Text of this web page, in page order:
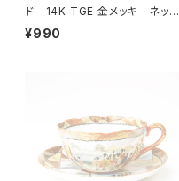
ド 14K TGE 金メッキ ネック
レス 23-0061 ビンテージ
¥990